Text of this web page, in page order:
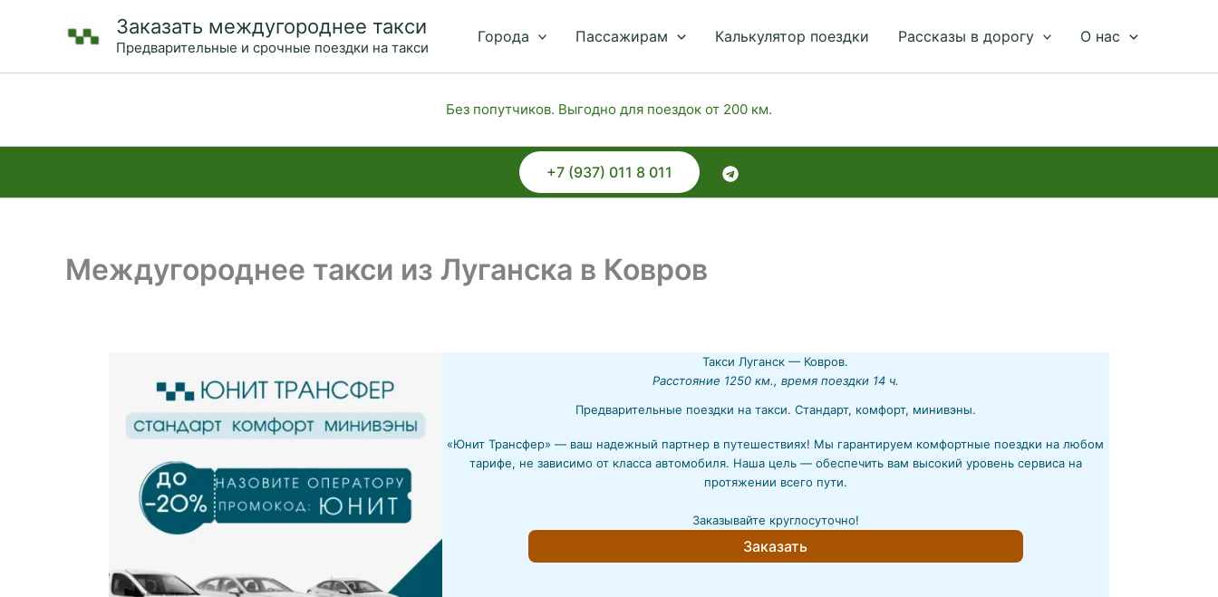
Заказать междугороднее такси
Предварительные и срочные поездки на такси
Города Пассажирам Калькулятор поездки Рассказы в дорогу О нас
Без попутчиков. Выгодно для поездок от 200 км.
+7 (937) 011 8 011
Междугороднее такси из Луганска в Ковров
Такси Луганск — Ковров.
Расстояние 1250 км., время поездки 14 ч.
Предварительные поездки на такси. Стандарт, комфорт, минивэны.
«Юнит Трансфер» — ваш надежный партнер в путешествиях! Мы гарантируем комфортные поездки на любом
тарифе, не зависимо от класса автомобиля. Наша цель — обеспечить вам высокий уровень сервиса на
протяжении всего пути.
Заказывайте круглосуточно!
Заказать